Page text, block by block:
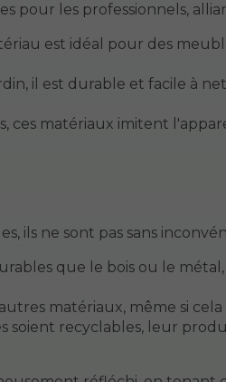
pour les professionnels,
est idéal pour des
il est durable et facile à
ces matériaux imitent
ils ne sont pas sans
que le bois ou le
matériaux, même si
soient recyclables, leur